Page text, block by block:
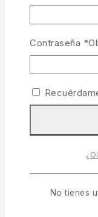
Contraseña *
No tienes